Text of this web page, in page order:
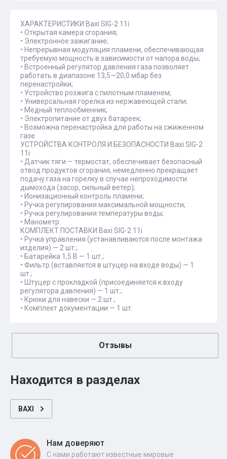
ХАРАКТЕРИСТИКИ Baxi SIG-2 11i
• Открытая камера сгорания;
• Электронное зажигание;
• Непрерывная модуляция пламени, обеспечивающая
требуемую мощность в зависимости от напора воды;
• Встроенный регулятор давления газа позволяет
работать в диапазоне 13,5—20,0 мбар без
перенастройки;
• Устройство розжига с пилотным пламенем;
• Универсальная горелка из нержавеющей стали;
• Медный теплообменник;
• Электропитание от двух батареек;
• Возможна перенастройка для работы на сжиженном
газе.
УСТРОЙСТВА КОНТРОЛЯ И БЕЗОПАСНОСТИ Baxi SIG-2
11i
• Датчик тяги — термостат, обеспечивает безопасный
отвод продуктов сгорания, немедленно прекращает
подачу газа на горелку в случае непроходимости
дымохода (засор, сильный ветер);
• Ионизационный контроль пламени;
• Ручка регулирования максимальной мощности;
• Ручка регулирования температуры воды;
• Манометр.
КОМПЛЕКТ ПОСТАВКИ Baxi SIG-2 11i
• Ручка управления (устанавливаются после монтажа
изделия) — 2 шт.;
• Батарейка 1,5 В — 1 шт.;
• Фильтр (вставляется в штуцер на входе воды) — 1
шт.;
• Штуцер с прокладкой (присоединяется к входу
регулятора давления) — 1 шт.;
• Крюки для навески — 2 шт.;
• Комплект документации — 1 шт.
Отзывы
Находится в разделах
BAXI
Нам доверяют
С нами работают известные мировые